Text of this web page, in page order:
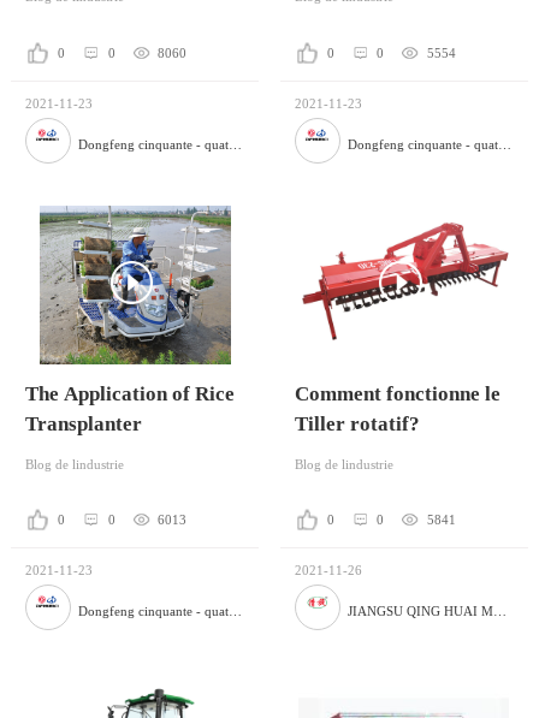
0 0 8060
2021-11-23
Dongfeng cinquante - quatre machines agricoles Co., Ltd
0 0 5554
2021-11-23
Dongfeng cinquante - quatre machines agricoles Co., Ltd
The Application of Rice
Transplanter
Blog de lindustrie
0 0 6013
2021-11-23
Dongfeng cinquante - quatre machines agricoles Co., Ltd
Comment fonctionne le
Tiller rotatif?
Blog de lindustrie
0 0 5841
2021-11-26
JIANGSU QING HUAI MACHINERY CO.,LTD